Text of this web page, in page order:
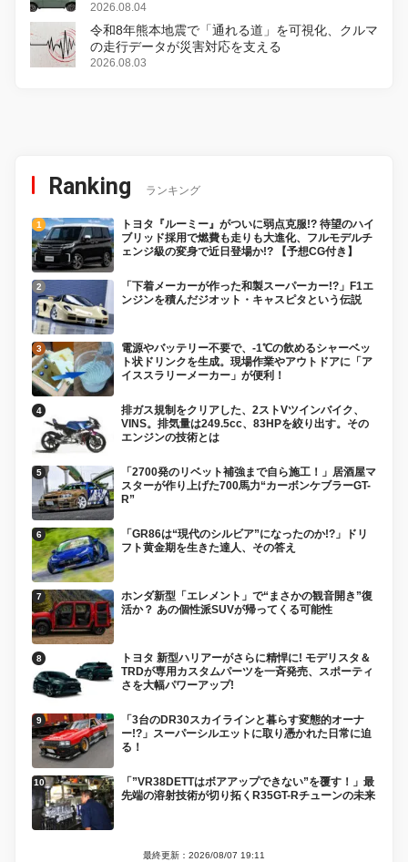
2026.08.04
令和8年熊本地震で「通れる道」を可視化、クルマ
の走行データが災害対応を支える
2026.08.03
Ranking ランキング
トヨタ『ルーミー』がついに弱点克服!? 待望のハイ
ブリッド採用で燃費も走りも大進化、フルモデルチ
ェンジ級の変身で近日登場か!? 【予想CG付き】
「下着メーカーが作った和製スーパーカー!?」F1エ
ンジンを積んだジオット・キャスピタという伝説
電源やバッテリー不要で、-1℃の飲めるシャーベッ
ト状ドリンクを生成。現場作業やアウトドアに「ア
イススラリーメーカー」が便利！
排ガス規制をクリアした、2ストVツインバイク、
VINS。排気量は249.5cc、83HPを絞り出す。その
エンジンの技術とは
「2700発のリベット補強まで自ら施工！」居酒屋マ
スターが作り上げた700馬力“カーボンケブラーGT-
R”
「GR86は“現代のシルビア”になったのか!?」ドリ
フト黄金期を生きた達人、その答え
ホンダ新型「エレメント」で“まさかの観音開き”復
活か？ あの個性派SUVが帰ってくる可能性
トヨタ 新型ハリアーがさらに精悍に! モデリスタ＆
TRDが専用カスタムパーツを一斉発売、スポーティ
さを大幅パワーアップ!
「3台のDR30スカイラインと暮らす変態的オーナ
ー!?」スーパーシルエットに取り憑かれた日常に迫
る！
「”VR38DETTはボアアップできない”を覆す！」最
先端の溶射技術が切り拓くR35GT-Rチューンの未来
最終更新：2026/08/07 19:11